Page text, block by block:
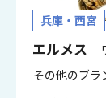
兵庫・西宮
エルメス
その他のブラ